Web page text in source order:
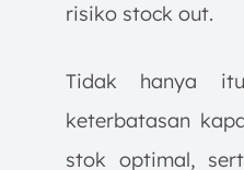
risiko stock out.
Tidak hanya
keterbatasan
stok optimal,